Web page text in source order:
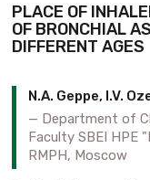
PLACE OF
OF BRONCHIAL
DIFFERENT AGES
N.A. Geppe, I.V.
Department of
Faculty SBEI HPE
RMPH, Moscow